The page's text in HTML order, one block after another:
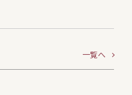
一覧へ